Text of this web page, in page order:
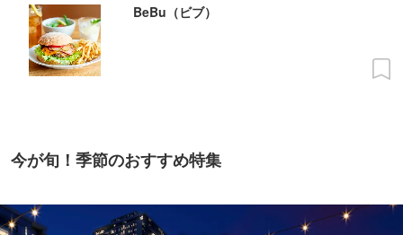
BeBu（ビブ）
今が旬！季節のおすすめ特集